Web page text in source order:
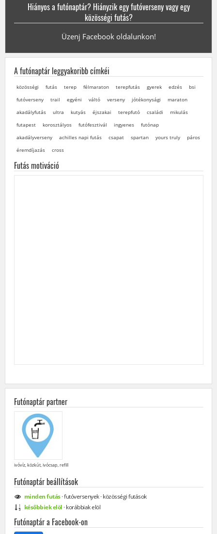
Hiányos a futónaptár? Hiányzik egy futóverseny vagy egy
közösségi futás?
Üzenj Facebook oldalunkon!
A futónaptár leggyakoribb címkéi
közösségi futás terep félmaraton terepfutás gyerek edzés
bsi
futóverseny
trail egyéni váltó verseny jótékonysági
maraton
akadályfutás
ultra kutyás éjszakai terepfutó családi
mikulás
futapest
korosztályos futófesztivál ingyenes
futónap
akadályverseny
achilles napi futás csapat spartan yours truly
páros
éremdíjazás
cross
Futás motiváció
Futónaptár partner
ivóvíz, közkút, ivócsap, refill
Futónaptár beállítások
mindenfutás·futóversenyek·közösségifutások
későbbiek elöl ·korábbiak elöl
Futónaptár a Facebook-on